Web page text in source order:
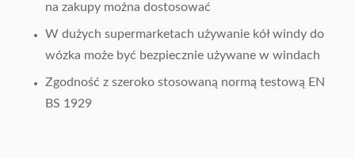
na zakupy można dostosować
W dużych supermarketach używanie kół windy do
wózka może być bezpiecznie używane w windach
Zgodność z szeroko stosowaną normą testową EN
BS 1929